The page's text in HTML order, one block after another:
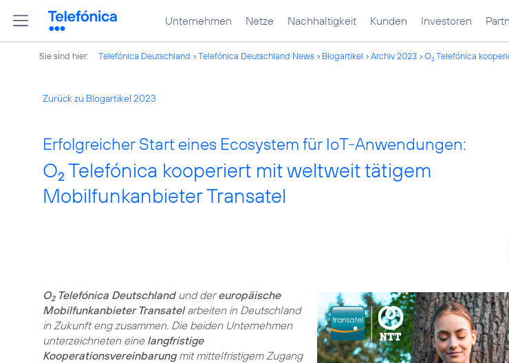
Unternehmen Netze Nachhaltigkeit Kunden Investoren
Sie sind hier: Telefónica Deutschland Telefónica Deutschland News Blogartikel Archiv 2023 O2Telefónica
Zurück zu Blogartikel 2023
Erfolgreicher Start eines Ecosystem für IoT-Anwendungen:
O2 Telefónica kooperiert mit weltweit tätigem
Mobilfunkanbieter Transatel
O2Telefónica Deutschlandund dereuropäische
Mobilfunkanbieter Transatelarbeiten in Deutschland
in Zukunft eng zusammen. Die beiden Unternehmen
unterzeichneten eine langfristige
Kooperationsvereinbarungmit mittelfristigem Zugang